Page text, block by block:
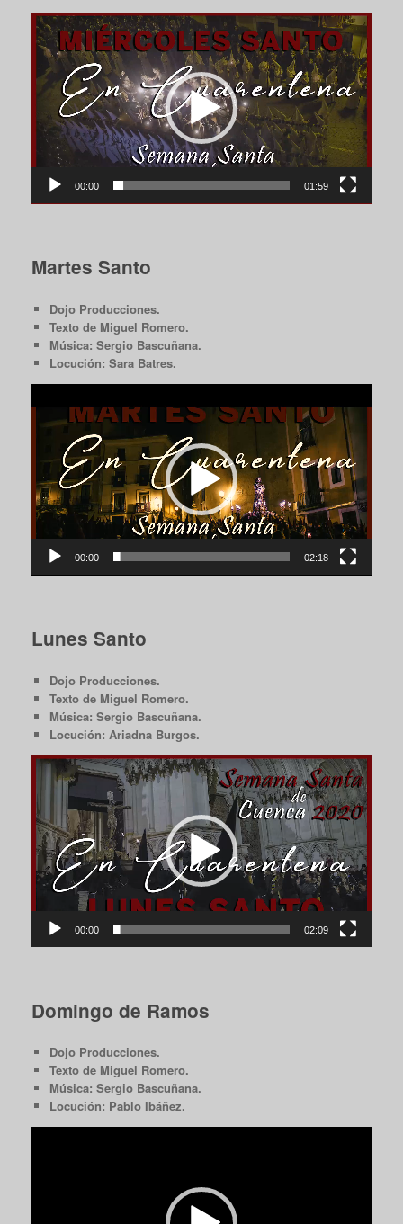
Reproductor
de
vídeo
00:00 01:59
Martes Santo
Dojo Producciones.
Texto de Miguel Romero.
Música: Sergio Bascuñana.
Locución: Sara Batres.
de
vídeo
00:00 02:18
Lunes Santo
Dojo Producciones.
Texto de Miguel Romero.
Música: Sergio Bascuñana.
Locución: Ariadna Burgos.
Reproductor
vídeo
00:00 02:09
Domingo de Ramos
Dojo Producciones.
Texto de Miguel Romero.
Música: Sergio Bascuñana.
Locución: Pablo Ibáñez.